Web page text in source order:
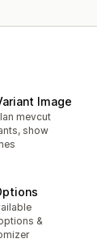
Image
mevcut
show
&